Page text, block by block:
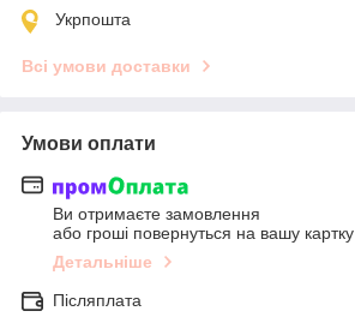
Укрпошта
Всі умови доставки
Умови оплати
Ви отримаєте замовлення
або гроші повернуться на вашу картку
Детальніше
Післяплата